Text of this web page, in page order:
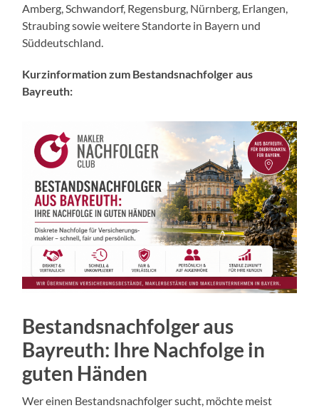
Amberg, Schwandorf, Regensburg, Nürnberg, Erlangen,
Straubing sowie weitere Standorte in Bayern und
Süddeutschland.
Kurzinformation zum Bestandsnachfolger aus
Bayreuth:
Bestandsnachfolger aus
Bayreuth: Ihre Nachfolge in
guten Händen
Wer einen Bestandsnachfolger sucht, möchte meist